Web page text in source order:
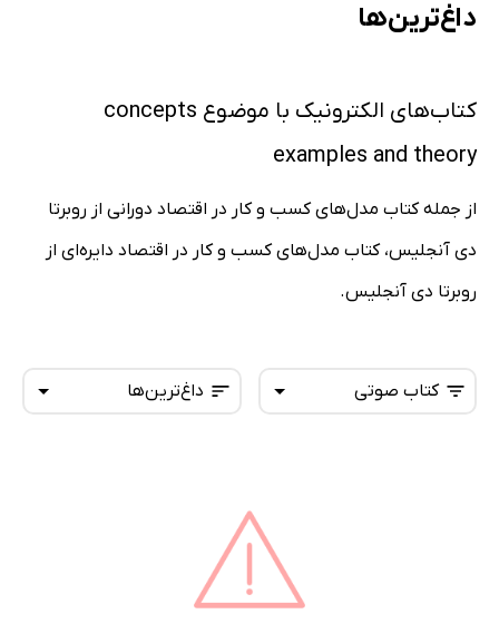
داغ‌ترین‌ها
کتاب‌های الکترونیک با موضوع concepts
examples and theory
از جمله کتاب مدل‌های کسب و کار در اقتصاد دورانی از روبرتا
دی آنجلیس، کتاب مدل‌های کسب و‌ کار در اقتصاد دایره‌ای از
روبرتا دی آنجلیس.
داغ‌ترین‌ها
پرفروش‌ها
پربحث‌ها
کتاب صوتی